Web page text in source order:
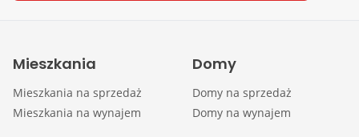
Mieszkania
Mieszkania na sprzedaż
Mieszkania na wynajem
Domy
Domy na sprzedaż
Domy na wynajem